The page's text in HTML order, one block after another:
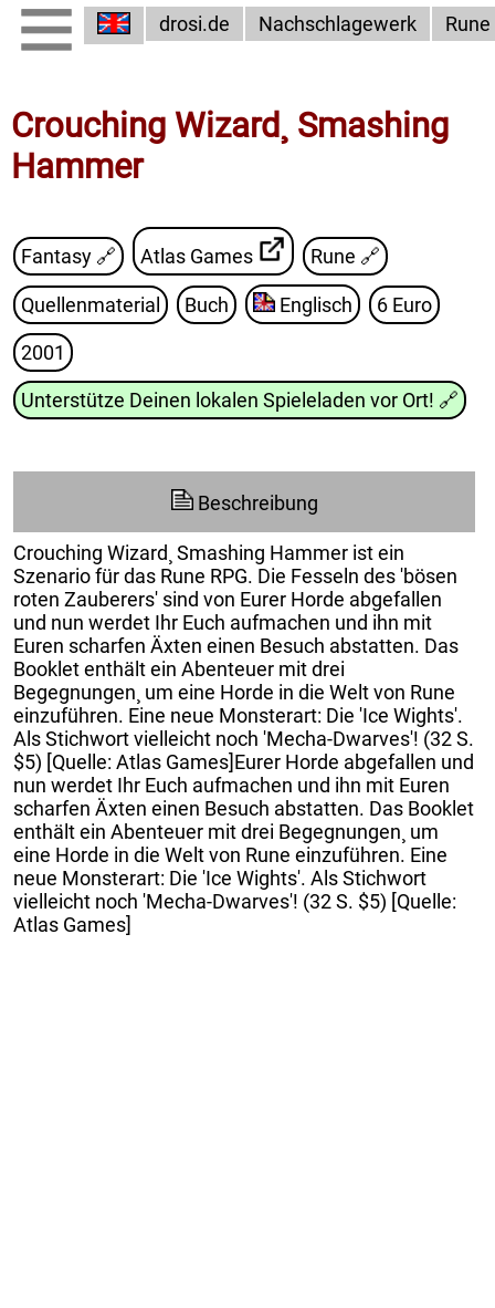
drosi.de Nachschlagewerk Rune
Crouching Wizard¸ Smashing
Hammer
Fantasy 🔗 Atlas Games Rune 🔗
Quellenmaterial Buch Englisch 6 Euro
2001
Unterstütze Deinen lokalen Spieleladen vor Ort! 🔗
Beschreibung
Crouching Wizard¸ Smashing Hammer ist ein
Szenario für das Rune RPG. Die Fesseln des 'bösen
roten Zauberers' sind von Eurer Horde abgefallen
und nun werdet Ihr Euch aufmachen und ihn mit
Euren scharfen Äxten einen Besuch abstatten. Das
Booklet enthält ein Abenteuer mit drei
Begegnungen¸ um eine Horde in die Welt von Rune
einzuführen. Eine neue Monsterart: Die 'Ice Wights'.
Als Stichwort vielleicht noch 'Mecha-Dwarves'! (32 S.
$5) [Quelle: Atlas Games]Eurer Horde abgefallen und
nun werdet Ihr Euch aufmachen und ihn mit Euren
scharfen Äxten einen Besuch abstatten. Das Booklet
enthält ein Abenteuer mit drei Begegnungen¸ um
eine Horde in die Welt von Rune einzuführen. Eine
neue Monsterart: Die 'Ice Wights'. Als Stichwort
vielleicht noch 'Mecha-Dwarves'! (32 S. $5) [Quelle:
Atlas Games]